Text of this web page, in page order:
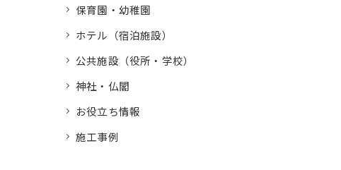
保育園・幼稚園
ホテル（宿泊施設）
公共施設（役所・学校）
神社・仏閣
お役立ち情報
施工事例